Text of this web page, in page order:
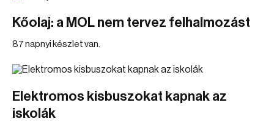
Kőolaj: a MOL nem tervez felhalmozást
87 napnyi készlet van.
Elektromos kisbuszokat kapnak az
iskolák